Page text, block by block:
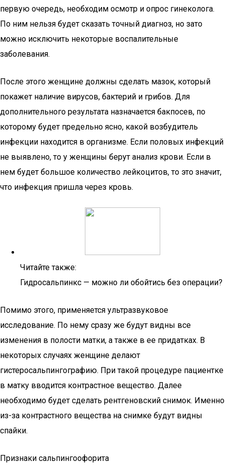
первую очередь, необходим осмотр и опрос гинеколога.
По ним нельзя будет сказать точный диагноз, но зато
можно исключить некоторые воспалительные
заболевания.
После этого женщине должны сделать мазок, который
покажет наличие вирусов, бактерий и грибов. Для
дополнительного результата назначается бакпосев, по
которому будет предельно ясно, какой возбудитель
инфекции находится в организме. Если половых инфекций
не выявлено, то у женщины берут анализ крови. Если в
нем будет большое количество лейкоцитов, то это значит,
что инфекция пришла через кровь.
Читайте также:
Гидросальпинкс — можно ли обойтись без операции?
Помимо этого, применяется ультразвуковое
исследование. По нему сразу же будут видны все
изменения в полости матки, а также в ее придатках. В
некоторых случаях женщине делают
гистеросальпингографию. При такой процедуре пациентке
в матку вводится контрастное вещество. Далее
необходимо будет сделать рентгеновский снимок. Именно
из-за контрастного вещества на снимке будут видны
спайки.
Признаки сальпингоофорита